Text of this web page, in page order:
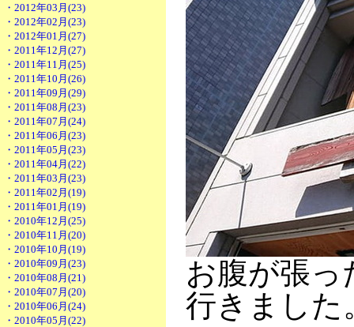
・2012年03月(23)
・2012年02月(23)
・2012年01月(27)
・2011年12月(27)
・2011年11月(25)
・2011年10月(26)
・2011年09月(29)
・2011年08月(23)
・2011年07月(24)
・2011年06月(23)
・2011年05月(23)
・2011年04月(22)
・2011年03月(23)
・2011年02月(19)
・2011年01月(19)
・2010年12月(25)
・2010年11月(20)
・2010年10月(19)
・2010年09月(23)
・2010年08月(21)
・2010年07月(20)
・2010年06月(24)
・2010年05月(22)
お腹が張っ
行きました